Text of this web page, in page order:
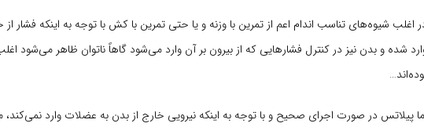
اغلب شیوه‌های تناسب اندام اعم از تمرین با وزنه و یا حتی تمرین با کش با توجه به اینکه فشار
شده و بدن نیز در کنترل فشارهایی که از بیرون بر آن وارد می‌شود گاهاً ناتوان ظاهر می‌شود
پیلاتس در صورت اجرای صحیح و با توجه به اینکه نیرویی خارج از بدن به عضلات وارد